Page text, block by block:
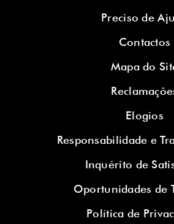
Preciso de
Contactos
Mapa do
Elogios
Responsabilidade e
Inquérito de
Oportunidades de
Política de